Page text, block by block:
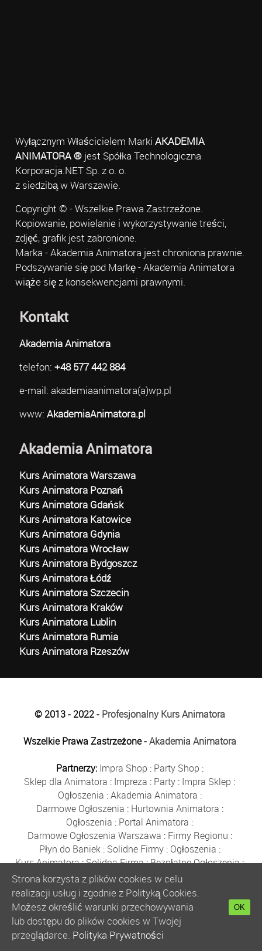
Wyłącznym Właścicielem Marki AKADEMIA
ANIMATORA ®jest Spółka Technologiczna
Korporacja.NET Sp. z o. o.
z siedzibą w Warszawie.
Copyright © - Wszelkie Prawa Zastrzeżone.
Kopiowanie, powielanie i wykorzystywanie treści,
zdjęć, grafik jest zabronione.
Marka - Akademia Animatora jest chroniona prawnie.
Podszywanie się pod Markę - Akademia Animatora
wiąże się z konsekwencjami prawnymi.
Kontakt
Akademia Animatora
telefon: +48 577 442 884
e-mail: akademiaanimatora(a)wp.pl
www: AkademiaAnimatora.pl
Akademia Animatora
Kurs Animatora Warszawa
Kurs Animatora Poznań
Kurs Animatora Gdańsk
Kurs Animatora Katowice
Kurs Animatora Gdynia
Kurs Animatora Wrocław
Kurs Animatora Bydgoszcz
Kurs Animatora Łódź
Kurs Animatora Szczecin
Kurs Animatora Kraków
Kurs Animatora Lublin
Kurs Animatora Rumia
Kurs Animatora Rzeszów
© 2013 - 2022 - Profesjonalny Kurs Animatora
Wszelkie Prawa Zastrzeżone -Akademia Animatora
Partnerzy: Impra Shop : Party Shop :
Sklep dla Animatora : Impreza : Party : Impra Sklep :
Ogłoszenia :Akademia Animatora :
Darmowe Ogłoszenia : Hurtownia Animatora :
Ogłoszenia : Portal Animatora :
Darmowe Ogłoszenia Warszawa : Firmy Regionu :
Płyn do Baniek: Solidne Firmy: Ogłoszenia :
Kurs Animatora:Solidna Firma:Bezpłatne Ogłoszenia:
Animator Czasu Wolnego:
Bezpłatne Ogłoszenia Warszawa:sklep animatora
Bańki Mydlane:Bezpłatne Ogłoszenia
Szkolenie Animatorów:Kurs Animatora
:
Kurs Animatora Warszawa :Rumia
Kurs Animatora Poznań:
Strona korzysta z plików cookies w celu
realizacji usług i zgodnie z Polityką Cookies.
Możesz określić warunki przechowywania
lub dostępu do plików cookies w Twojej
przeglądarce. Polityka Prywatności
OK